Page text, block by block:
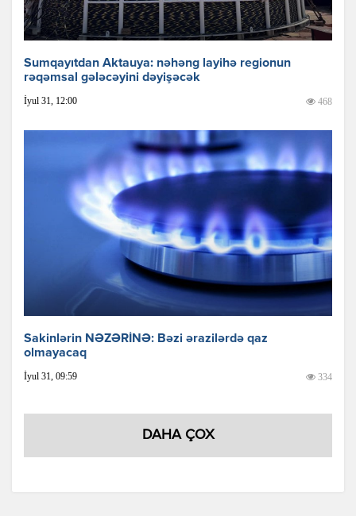
Sumqayıtdan Aktauya: nəhəng layihə regionun
rəqəmsal gələcəyini dəyişəcək
İyul 31, 12:00 468
Sakinlərin NƏZƏRİNƏ: Bəzi ərazilərdə qaz
olmayacaq
İyul 31, 09:59 334
DAHA ÇOX